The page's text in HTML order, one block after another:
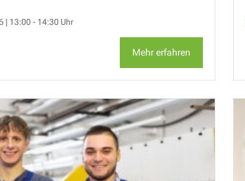
| 13:00 - 14:30 Uhr
Mehr erfahren